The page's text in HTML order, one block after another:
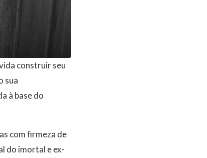
construir seu
sua
à base do
com firmeza de
do imortal e ex-